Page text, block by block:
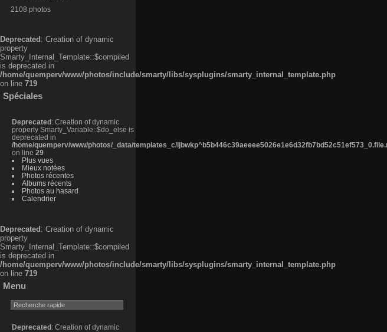
2108 photos
Deprecated : Creation of dynamic
property
Smarty_Internal_Template::$compiled
is deprecated in
/home/quemperv/www/photos/include/smarty/libs/sysplugins/smarty_internal_template.php
on line 719
Spéciales
Deprecated : Creation of dynamic
property Smarty_Variable::$do_else is
deprecated in
/home/quemperv/www/photos/_data/templates_c/
on line 29
Plus vues
Mieux notées
Photos récentes
Albums récents
Photos au hasard
Calendrier
Deprecated : Creation of dynamic
property
Smarty_Internal_Template::$compiled
is deprecated in
/home/quemperv/www/photos/include/smarty/libs/sysplugins/smarty_internal_template.php
on line 719
Menu
Deprecated : Creation of dynamic